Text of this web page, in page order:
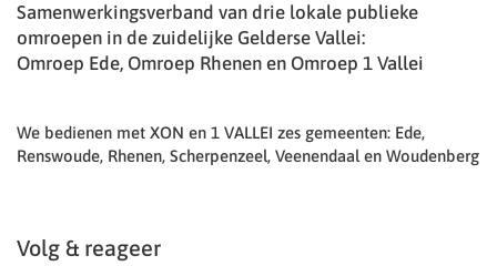
Samenwerkingsverband van drie lokale publieke
omroepen in de zuidelijke Gelderse Vallei:
Omroep Ede, Omroep Rhenen en Omroep 1 Vallei
We bedienen met XON en 1 VALLEI zes gemeenten: Ede,
Renswoude, Rhenen, Scherpenzeel, Veenendaal en Woudenberg
Volg & reageer